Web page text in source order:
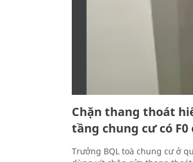
Chặn thang thoát
tầng chung cư có
Trưởng BQL toà chung cư ở